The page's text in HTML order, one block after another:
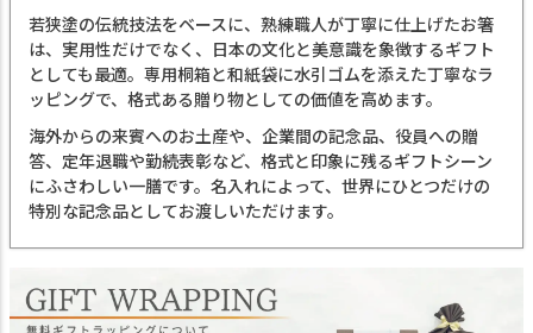
若狭塗の伝統技法をベースに、熟練職人が丁寧に仕上げたお箸
は、実用性だけでなく、日本の文化と美意識を象徴するギフト
としても最適。専用桐箱と和紙袋に水引ゴムを添えた丁寧なラ
ッピングで、格式ある贈り物としての価値を高めます。
海外からの来賓へのお土産や、企業間の記念品、役員への贈
答、定年退職や勤続表彰など、格式と印象に残るギフトシーン
にふさわしい一膳です。名入れによって、世界にひとつだけの
特別な記念品としてお渡しいただけます。